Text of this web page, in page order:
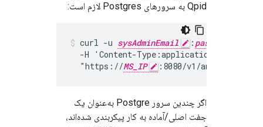
Qpid به سرورهای Postgres لازم است:
curl -u sysAdminEmail : passWord
  -H 'Content-Type:application/json'
  "https://
MS_IP :8080/v1/analytics/
اگر چندین سرور Postgre به‌عنوان یک
جفت اصلی/آماده به کار پیکربندی شده‌اند،